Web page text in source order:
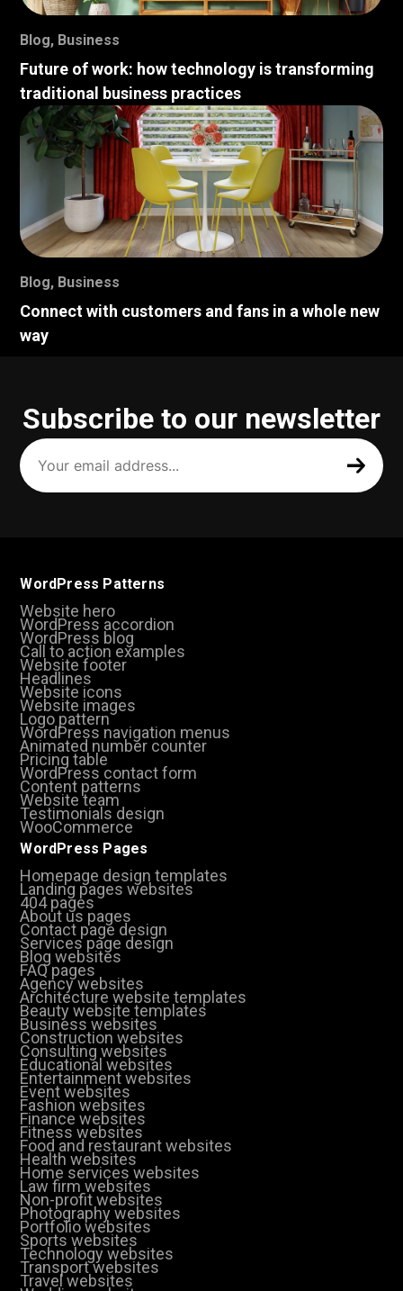
Blog, Business
Future of work: how technology is transforming
traditional business practices
Blog, Business
Connect with customers and fans in a whole new
way
Subscribe to our newsletter
Your
email
address
(Required)
WordPress Patterns
Website hero
WordPress accordion
WordPress blog
Call to action examples
Website footer
Headlines
Website icons
Website images
Logo pattern
WordPress navigation menus
Animated number counter
Pricing table
WordPress contact form
Content patterns
Website team
Testimonials design
WooCommerce
WordPress Pages
Homepage design templates
Landing pages websites
404 pages
About us pages
Contact page design
Services page design
Blog websites
FAQ pages
Agency websites
Architecture website templates
Beauty website templates
Business websites
Construction websites
Consulting websites
Educational websites
Entertainment websites
Event websites
Fashion websites
Finance websites
Fitness websites
Food and restaurant websites
Health websites
Home services websites
Law firm websites
Non-profit websites
Photography websites
Portfolio websites
Sports websites
Technology websites
Transport websites
Travel websites